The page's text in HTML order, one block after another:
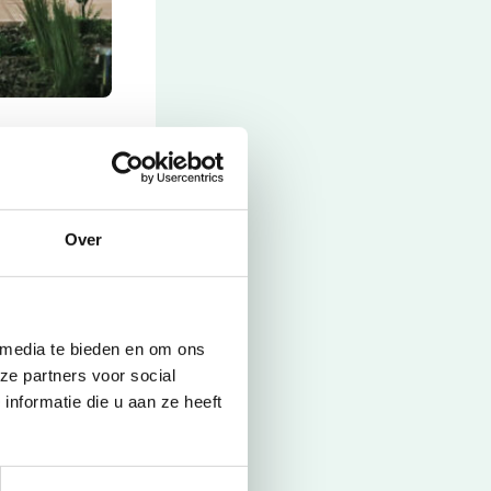
Over
te bieden en om ons
partners voor social
die u aan ze heeft
een frisse
uitje voor